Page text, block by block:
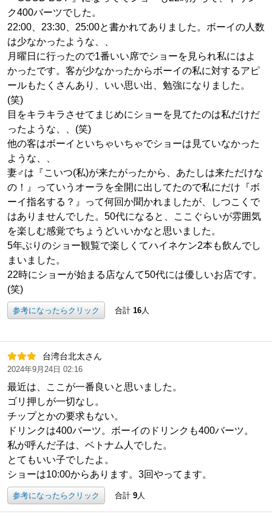
ク400バーツでした。
22:00、23:30、25:00と書かれてありました。ボーイの人数
は少なかったような、、
月曜日に行ったので1番いい席でショーを見られ私にはよ
かったです。客が少なかったからボーイの私に対するアピ
ールもたくさんあり、いい思い出、勉強になりました。
(笑)
目をキラキラさせてまじめにショーを見てたのは私だけだ
ったような、、(笑)
他の客はボーイといちゃいちゃでショーは見ていなかった
ような、、
妻♂は『こいつ(私)が来たがったから、あたしは来ただけな
の！』っていうオーラを全開に出してたので私にだけ『ボ
ーイ指名する？』って何回か聞かれましたが、しつこくで
はありませんでした。50代になると、ここぐらいが雰囲気
を楽しむ感覚でちょうどいいかなと思いました。
5年ぶりのショー観覧で楽しくてハイネケン2本も飲んでし
まいました。
22時にショーが始まる店なんて50代には優しいお店です。
(笑)
参考になったらクリック 合計 16人
台湾台北太さん
2024年9月24日 02:16
最近は、ここが一番良いと思いました。
ゴリ押しが一切なし。
チップとかの要求もない。
ドリンクは400バーツ。ボーイのドリンクも400バーツ。
私が呼んだ子は、ベトナム人でした。
とてもいい子でしたよ。
ショーは10:00からあります。3回やってます。
参考になったらクリック 合計 9人